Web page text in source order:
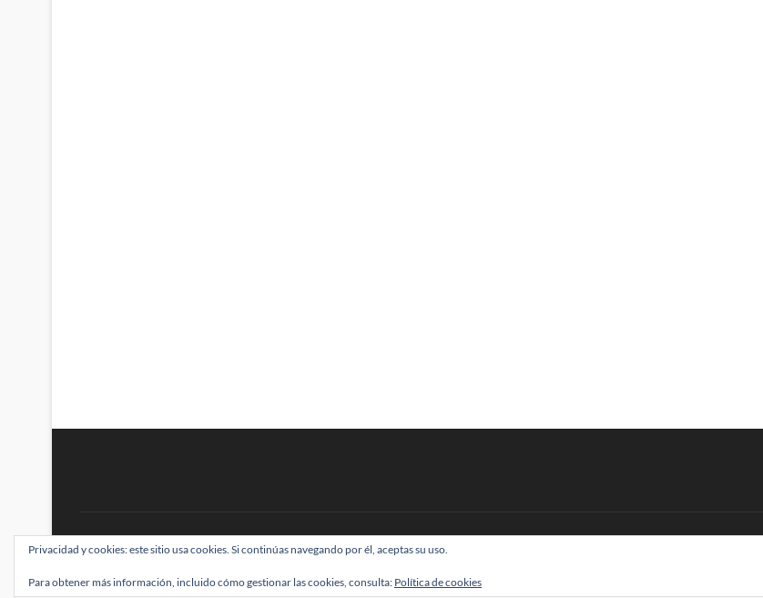
BRAINSTOMPING| Diseñado por:Theme Freesia|WordPress| © Todos los derechos reservados
Privacidad y cookies: este sitio usa cookies. Si continúas navegando por él, aceptas su uso.
Para obtener más información, incluido cómo gestionar las cookies, consulta: Política de cookies